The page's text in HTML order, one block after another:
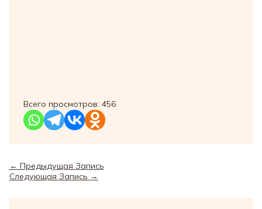
Всего просмотров: 456
← Предыдущая Запись
Следующая Запись →